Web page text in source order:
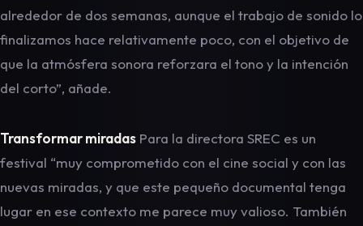
alrededor de dos semanas, aunque el trabajo de sonido lo
finalizamos hace relativamente poco, con el objetivo de
que la atmósfera sonora reforzara el tono y la intención
del corto”, añade.
Transformar miradas Para la directora SREC es un
festival “muy comprometido con el cine social y con las
nuevas miradas, y que este pequeño documental tenga
lugar en ese contexto me parece muy valioso. También